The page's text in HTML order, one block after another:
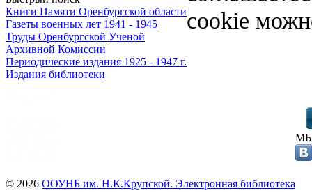
Книги Памяти Оренбургской области
Газеты военных лет 1941 - 1945
Труды Оренбургской Ученой
Архивной Комиссии
Периодические издания 1925 - 1947 г.
Издания библиотеки
cookie
© 2026 ООУНБ им. Н.К.Крупской. Электронная библиотека